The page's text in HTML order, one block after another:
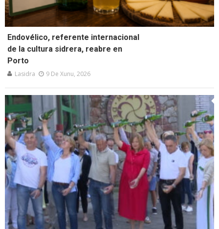
Endovélico, referente internacional
de la cultura sidrera, reabre en
Porto
Lasidra 9 De Xunu, 2026